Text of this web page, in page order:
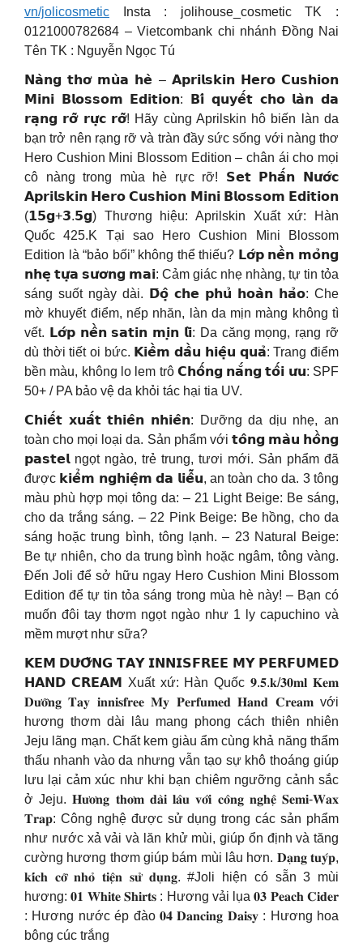
vn/jolicosmetic Insta : jolihouse_cosmetic TK :
0121000782684 – Vietcombank chi nhánh Đồng Nai
Tên TK : Nguyễn Ngọc Tú
𝗡𝗮̀𝗻𝗴 𝘁𝗵𝗼̛ 𝗺𝘂̀𝗮 𝗵𝗲̀ – 𝗔𝗽𝗿𝗶𝗹𝘀𝗸𝗶𝗻 𝗛𝗲𝗿𝗼 𝗖𝘂𝘀𝗵𝗶𝗼𝗻
𝗠𝗶𝗻𝗶 𝗕𝗹𝗼𝘀𝘀𝗼𝗺 𝗘𝗱𝗶𝘁𝗶𝗼𝗻: 𝗕𝗶́ 𝗾𝘂𝘆𝗲̂́𝘁 𝗰𝗵𝗼 𝗹𝗮̀𝗻 𝗱𝗮
𝗿𝗮̣𝗻𝗴 𝗿𝗼̛̃ 𝗿𝘂̛̣𝗰 𝗿𝗼̛̃! Hãy cùng Aprilskin hô biến làn da
bạn trở nên rạng rỡ và tràn đầy sức sống với nàng thơ
Hero Cushion Mini Blossom Edition – chân ái cho mọi
cô nàng trong mùa hè rực rỡ! 𝗦𝗲𝘁 𝗣𝗵𝗮̂́𝗻 𝗡𝘂̛𝗼̛́𝗰
𝗔𝗽𝗿𝗶𝗹𝘀𝗸𝗶𝗻 𝗛𝗲𝗿𝗼 𝗖𝘂𝘀𝗵𝗶𝗼𝗻 𝗠𝗶𝗻𝗶 𝗕𝗹𝗼𝘀𝘀𝗼𝗺 𝗘𝗱𝗶𝘁𝗶𝗼𝗻
(𝟭𝟱𝗴+𝟯.𝟱𝗴) Thương hiệu: Aprilskin Xuất xứ: Hàn
Quốc 425.K Tại sao Hero Cushion Mini Blossom
Edition là “bảo bối” không thể thiếu? 𝗟𝗼̛́𝗽 𝗻𝗲̂̀𝗻 𝗺𝗼̉𝗻𝗴
𝗻𝗵𝗲̣ 𝘁𝘂̛̣𝗮 𝘀𝘂̛𝗼̛𝗻𝗴 𝗺𝗮𝗶: Cảm giác nhẹ nhàng, tự tin tỏa
sáng suốt ngày dài. 𝗗̄𝗼̣̂ 𝗰𝗵𝗲 𝗽𝗵𝘂̉ 𝗵𝗼𝗮̀𝗻 𝗵𝗮̉𝗼: Che
mờ khuyết điểm, nếp nhăn, làn da mịn màng không tì
vết. 𝗟𝗼̛́𝗽 𝗻𝗲̂̀𝗻 𝘀𝗮𝘁𝗶𝗻 𝗺𝗶̣𝗻 𝗹𝗶̀: Da căng mọng, rạng rỡ
dù thời tiết oi bức. 𝗞𝗶𝗲̂̀𝗺 𝗱𝗮̂̀𝘂 𝗵𝗶𝗲̣̂𝘂 𝗾𝘂𝗮̉: Trang điểm
bền màu, không lo lem trô 𝗖𝗵𝗼̂́𝗻𝗴 𝗻𝗮̆́𝗻𝗴 𝘁𝗼̂́𝗶 𝘂̛𝘂: SPF
50+ / PA bảo vệ da khỏi tác hại tia UV.
𝗖𝗵𝗶𝗲̂́𝘁 𝘅𝘂𝗮̂́𝘁 𝘁𝗵𝗶𝗲̂𝗻 𝗻𝗵𝗶𝗲̂𝗻: Dưỡng da dịu nhẹ, an
toàn cho mọi loại da. Sản phẩm với 𝘁𝗼̂𝗻𝗴 𝗺𝗮̀𝘂 𝗵𝗼̂̀𝗻𝗴
𝗽𝗮𝘀𝘁𝗲𝗹 ngọt ngào, trẻ trung, tươi mới. Sản phẩm đã
được 𝗸𝗶𝗲̂̉𝗺 𝗻𝗴𝗵𝗶𝗲̣̂𝗺 𝗱𝗮 𝗹𝗶𝗲̂̃𝘂, an toàn cho da. 3 tông
màu phù hợp mọi tông da: – 21 Light Beige: Be sáng,
cho da trắng sáng. – 22 Pink Beige: Be hồng, cho da
sáng hoặc trung bình, tông lạnh. – 23 Natural Beige:
Be tự nhiên, cho da trung bình hoặc ngâm, tông vàng.
Đến Joli để sở hữu ngay Hero Cushion Mini Blossom
Edition để tự tin tỏa sáng trong mùa hè này! – Bạn có
muốn đôi tay thơm ngọt ngào như 1 ly capuchino và
mềm mượt như sữa?
𝗞𝗘𝗠 𝗗𝗨̛𝗢̛̃𝗡𝗚 𝗧𝗔𝗬 𝗜𝗡𝗡𝗜𝗦𝗙𝗥𝗘𝗘 𝗠𝗬 𝗣𝗘𝗥𝗙𝗨𝗠𝗘𝗗
𝗛𝗔𝗡𝗗 𝗖𝗥𝗘𝗔𝗠 Xuất xứ: Hàn Quốc 𝟗.𝟓.𝐤/𝟑𝟎𝐦𝐥 𝐊𝐞𝐦
𝐃𝐮̛𝐨̛̃𝐧𝐠 𝐓𝐚𝐲 𝐢𝐧𝐧𝐢𝐬𝐟𝐫𝐞𝐞 𝐌𝐲 𝐏𝐞𝐫𝐟𝐮𝐦𝐞𝐝 𝐇𝐚𝐧𝐝 𝐂𝐫𝐞𝐚𝐦 với
hương thơm dài lâu mang phong cách thiên nhiên
Jeju lãng mạn. Chất kem giàu ẩm cùng khả năng thẩm
thấu nhanh vào da nhưng vẫn tạo sự khô thoáng giúp
lưu lại cảm xúc như khi bạn chiêm ngưỡng cảnh sắc
ở Jeju. 𝐇𝐮̛𝐨̛𝐧𝐠 𝐭𝐡𝐨̛𝐦 𝐝𝐚̀𝐢 𝐥𝐚̂𝐮 𝐯𝐨̛́𝐢 𝐜𝐨̂𝐧𝐠 𝐧𝐠𝐡𝐞̣̂ 𝐒𝐞𝐦𝐢-𝐖𝐚𝐱
𝐓𝐫𝐚𝐩: Công nghệ được sử dụng trong các sản phẩm
như nước xả vải và lăn khử mùi, giúp ổn định và tăng
cường hương thơm giúp bám mùi lâu hơn. 𝐃𝐚̣𝐧𝐠 𝐭𝐮𝐲́𝐩,
𝐤𝐢́𝐜𝐡 𝐜𝐨̛̃ 𝐧𝐡𝐨̉ 𝐭𝐢𝐞̣̂𝐧 𝐬𝐮̛̉ 𝐝𝐮̣𝐧𝐠. #Joli hiện có sẵn 3 mùi
hương: 𝟎𝟏 𝐖𝐡𝐢𝐭𝐞 𝐒𝐡𝐢𝐫𝐭𝐬 : Hương vải lụa 𝟎𝟑 𝐏𝐞𝐚𝐜𝐡 𝐂𝐢𝐝𝐞𝐫
: Hương nước ép đào 𝟎𝟒 𝐃𝐚𝐧𝐜𝐢𝐧𝐠 𝐃𝐚𝐢𝐬𝐲 : Hương hoa
bông cúc trắng